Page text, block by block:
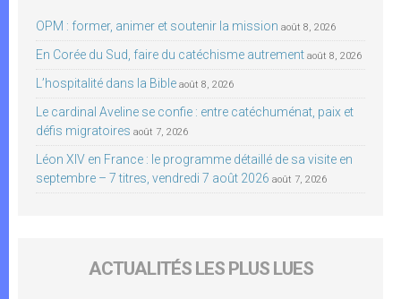
OPM : former, animer et soutenir la mission août 8, 2026
En Corée du Sud, faire du catéchisme autrement août 8, 2026
L’hospitalité dans la Bible août 8, 2026
Le cardinal Aveline se confie : entre catéchuménat, paix et
défis migratoires août 7, 2026
Léon XIV en France : le programme détaillé de sa visite en
septembre – 7 titres, vendredi 7 août 2026 août 7, 2026
ACTUALITÉS LES PLUS LUES